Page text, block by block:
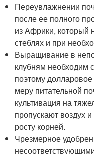
Переувлажнении
после ее полного
из Африки, который
стеблях и при
Выращивание в
клубням необходим
поэтому
меру питательной
культивация на
пропускают воздух
росту корней.
Чрезмерное